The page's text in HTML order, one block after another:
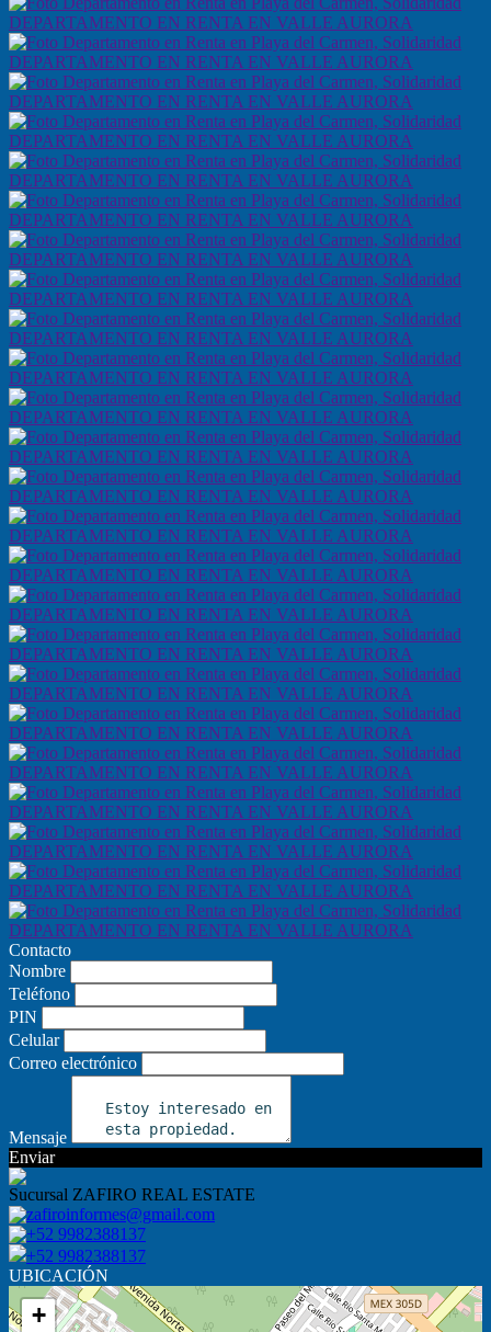
Contacto
Nombre
Teléfono
PIN
Celular
Correo electrónico
Mensaje
Enviar
Sucursal ZAFIRO REAL ESTATE
zafiroinformes@gmail.com
+52 9982388137
+52 9982388137
UBICACIÓN
+